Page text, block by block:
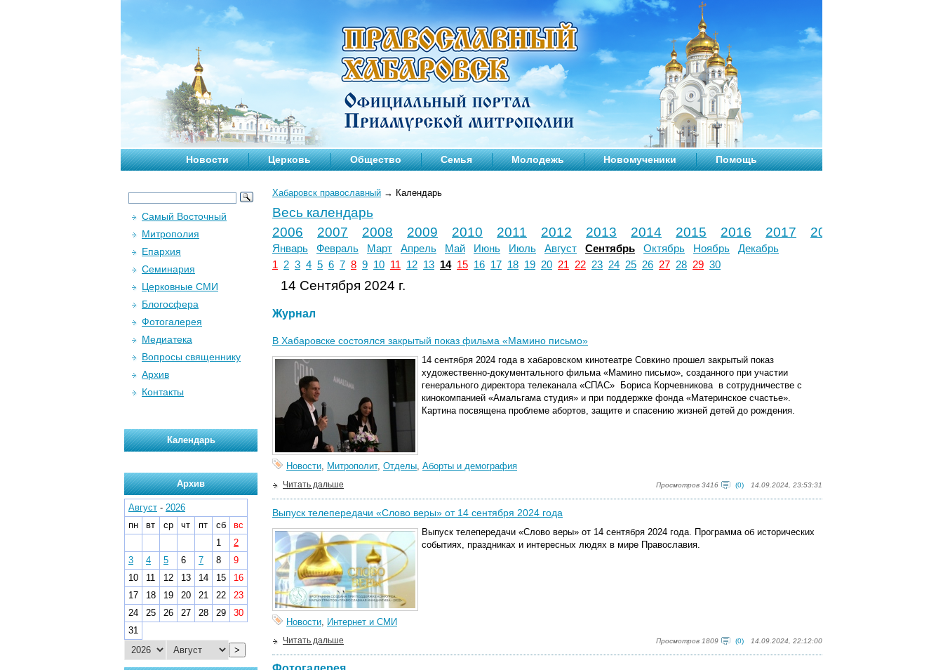
Новости Церковь Общество Семья Молодежь Новомученики Помощь
Хабаровск православный → Календарь
Весь календарь
2006
2007 2008 2009 2010 2011 2012 2013 2014 2015 2016 2017 2018
Январь Февраль Март Апрель Май Июнь Июль Август Сентябрь Октябрь Ноябрь
Декабрь
1
2 3 4 5 6 7 8 9 10 11 12 13 14 15 16 17 18 19 20 21 22 23 24 25 26 27 28 29 30
14 Сентября 2024 г.
Журнал
В Хабаровске состоялся закрытый показ фильма «Мамино письмо»
14 сентября 2024 года в хабаровском кинотеатре Совкино прошел закрытый показ
художественно-документального фильма «Мамино письмо», созданного при участии
генерального директора телеканала «СПАС» Бориса Корчевникова в сотрудничестве с
кинокомпанией «Амальгама студия» и при поддержке фонда «Материнское счастье».
Картина посвящена проблеме абортов, защите и спасению жизней детей до рождения.
Новости, Митрополит, Отделы, Аборты и демография
Просмотров 3416 (0) 14.09.2024, 23:53:31
Читать дальше
Выпуск телепередачи «Слово веры» от 14 сентября 2024 года
Выпуск телепередачи «Слово веры» от 14 сентября 2024 года. Программа об исторических
событиях, праздниках и интересных людях в мире Православия.
Новости, Интернет и СМИ
Просмотров 1809 (0) 14.09.2024, 22:12:00
Читать дальше
Самый Восточный
Митрополия
Епархия
Семинария
Церковные СМИ
Блогосфера
Фотогалерея
Медиатека
Вопросы священнику
Архив
Контакты
Календарь
Архив
Август - 2026
пн
вт ср чт пт сб
вс
1
2
3
4 5 6 7 8
9
10
11 12 13 14 15
16
17
18 19 20 21 22
23
24
25 26 27 28 29
30
31
>